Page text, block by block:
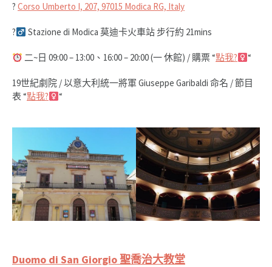
? Corso Umberto I, 207, 97015 Modica RG, Italy
?‍ Stazione di Modica 莫迪卡火車站 步行約 21mins
二~日 09:00 – 13:00、16:00 – 20:00 (一 休館) / 購票 “點我?‍ “
19世紀劇院 / 以意大利統一將軍 Giuseppe Garibaldi 命名 / 節目
表 “點我?‍ “
Duomo di San Giorgio 聖喬治大教堂